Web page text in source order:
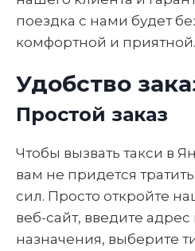
поездка с нами будет
комфортной и приятной.
Удобство
Простой заказ
Чтобы вызвать такси в
вам не придется
сил. Просто откройте
веб-сайт, введите
назначения, выберите